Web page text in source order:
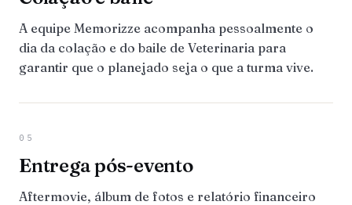
A equipe Memorizze acompanha pessoalmente o
dia da colação e do baile de Veterinaria para
garantir que o planejado seja o que a turma vive.
05
Entrega pós-evento
Aftermovie, álbum de fotos e relatório financeiro